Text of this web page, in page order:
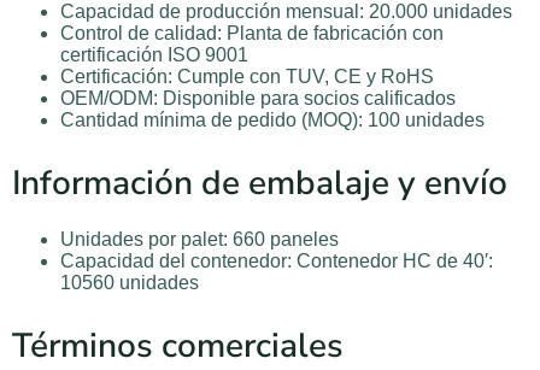
Capacidad de producción mensual: 20.000 unidades
Control de calidad: Planta de fabricación con
certificación ISO 9001
Certificación: Cumple con TUV, CE y RoHS
OEM/ODM: Disponible para socios calificados
Cantidad mínima de pedido (MOQ): 100 unidades
Información de embalaje y envío
Unidades por palet: 660 paneles
Capacidad del contenedor: Contenedor HC de 40′:
10560 unidades
Términos comerciales